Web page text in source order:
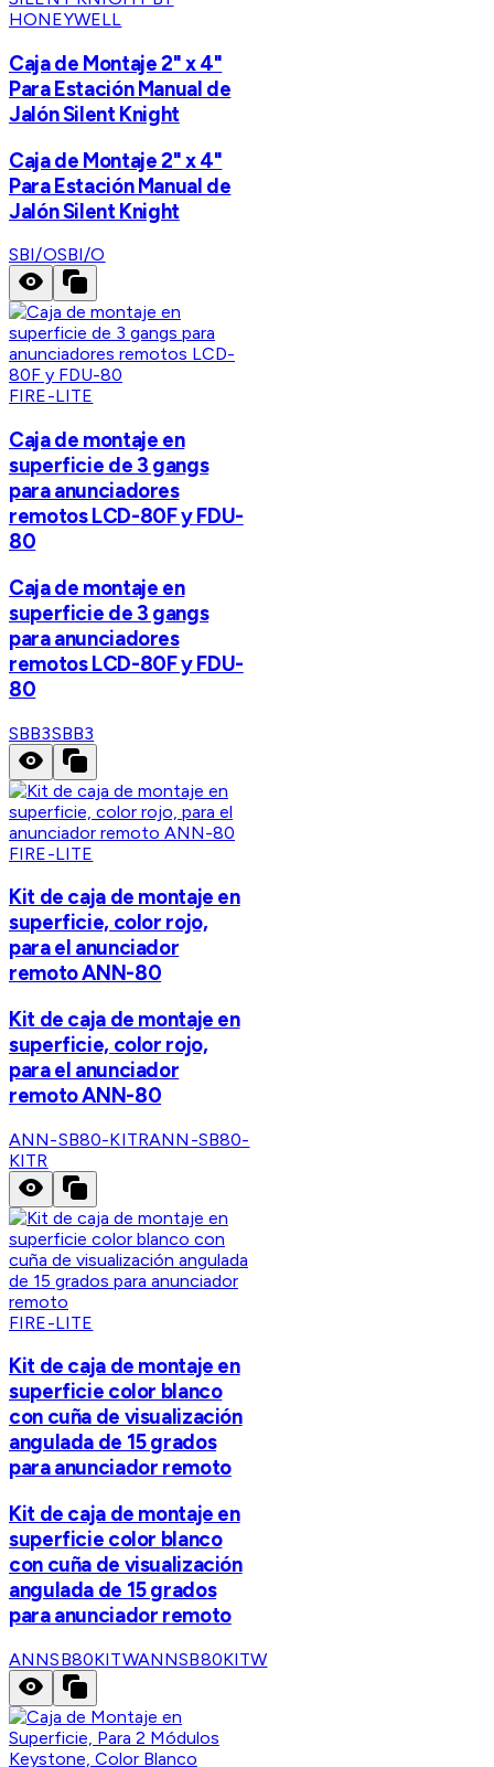
HONEYWELL
Caja de Montaje 2" x 4"
Para Estación Manual de
Jalón Silent Knight
Caja de Montaje 2" x 4"
Para Estación Manual de
Jalón Silent Knight
SBI/OSBI/O
FIRE-LITE
Caja de montaje en
superficie de 3 gangs
para anunciadores
remotos LCD-80F y FDU-
80
Caja de montaje en
superficie de 3 gangs
para anunciadores
remotos LCD-80F y FDU-
80
SBB3SBB3
FIRE-LITE
Kit de caja de montaje en
superficie, color rojo,
para el anunciador
remoto ANN-80
Kit de caja de montaje en
superficie, color rojo,
para el anunciador
remoto ANN-80
ANN-SB80-KITRANN-SB80-
KITR
FIRE-LITE
Kit de caja de montaje en
superficie color blanco
con cuña de visualización
angulada de 15 grados
para anunciador remoto
Kit de caja de montaje en
superficie color blanco
con cuña de visualización
angulada de 15 grados
para anunciador remoto
ANNSB80KITWANNSB80KITW